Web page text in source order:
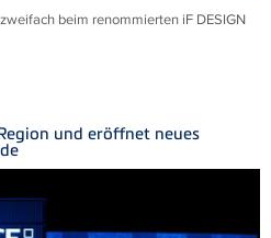
beim renommierten iF DESIGN
und eröffnet neues